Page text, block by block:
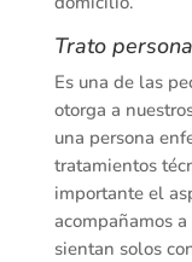
Trato
Es una de las
otorga a
una persona
tratamientos
importante el
acompañamos
sientan solos